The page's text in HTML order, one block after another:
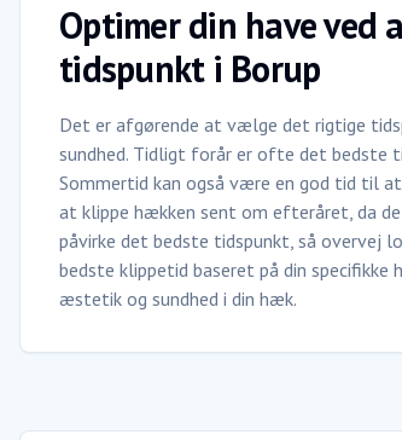
Optimer din have
tidspunkt i Borup
Det er afgørende at vælge det rigtige
sundhed. Tidligt forår er ofte det bedste
Sommertid kan også være en god tid til
at klippe hækken sent om efteråret, da
påvirke det bedste tidspunkt, så overvej
bedste klippetid baseret på din
æstetik og sundhed i din hæk.